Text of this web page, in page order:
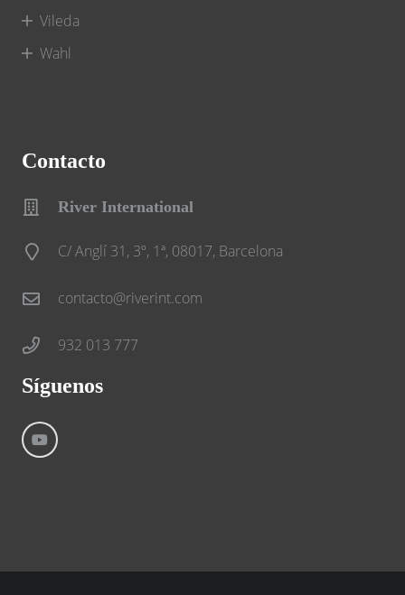
Vileda
Wahl
Contacto
River International
C/ Anglí 31, 3º, 1ª, 08017, Barcelona
contacto@riverint.com
932 013 777
Síguenos